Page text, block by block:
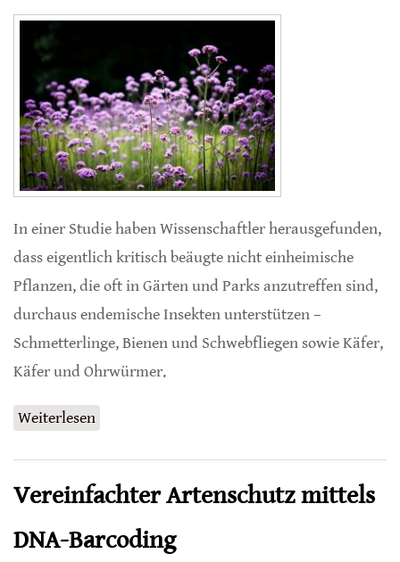
In einer Studie haben Wissenschaftler herausgefunden,
dass eigentlich kritisch beäugte nicht einheimische
Pflanzen, die oft in Gärten und Parks anzutreffen sind,
durchaus endemische Insekten unterstützen –
Schmetterlinge, Bienen und Schwebfliegen sowie Käfer,
Käfer und Ohrwürmer.
Weiterlesen
Vereinfachter Artenschutz mittels
DNA-Barcoding